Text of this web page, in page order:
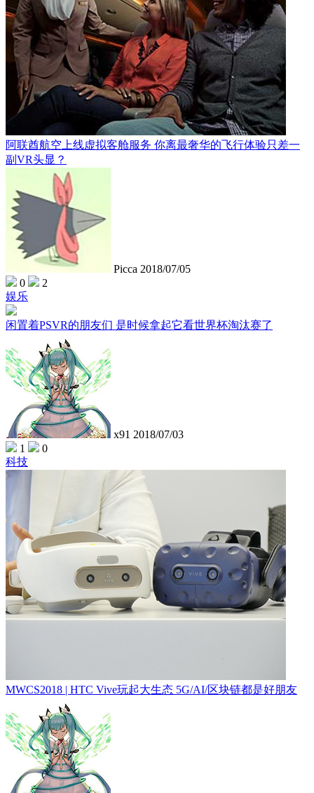
阿联酋航空上线虚拟客舱服务 你离最奢华的飞行体验只差一
副VR头显？
Picca 2018/07/05
0
2
娱乐
闲置着PSVR的朋友们 是时候拿起它看世界杯淘汰赛了
x91 2018/07/03
1
0
科技
MWCS2018 | HTC Vive玩起大生态 5G/AI/区块链都是好朋友